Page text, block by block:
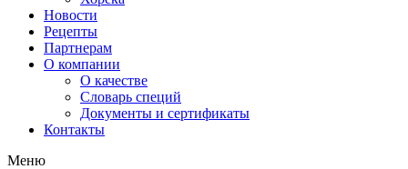
Новости
Рецепты
Партнерам
О компании
О качестве
Словарь специй
Документы и сертификаты
Контакты
Меню